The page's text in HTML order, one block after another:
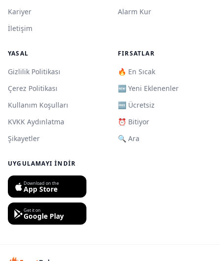
Kariyer
İletişim
Alarm Kur
YASAL
Gizlilik Politikası
Çerez Politikası
Kullanım Koşulları
KVKK Aydınlatma
Şikayetler
FIRSATLAR
🔥 En Sıcak
🆕 Yeni Eklenenler
🆓 Ücretsiz
⏰ Bitiyor
🔍 Ara
UYGULAMAYI İNDIR
Download on the
App Store
Get it on
Google Play